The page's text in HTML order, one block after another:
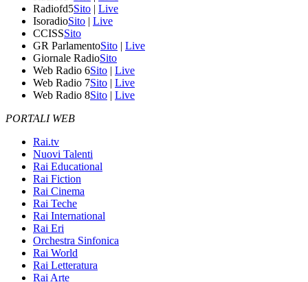
Radiofd5Sito | Live
IsoradioSito | Live
CCISSSito
GR ParlamentoSito | Live
Giornale RadioSito
Web Radio 6Sito | Live
Web Radio 7Sito | Live
Web Radio 8Sito | Live
PORTALI WEB
Rai.tv
Nuovi Talenti
Rai Educational
Rai Fiction
Rai Cinema
Rai Teche
Rai International
Rai Eri
Orchestra Sinfonica
Rai World
Rai Letteratura
Rai Arte